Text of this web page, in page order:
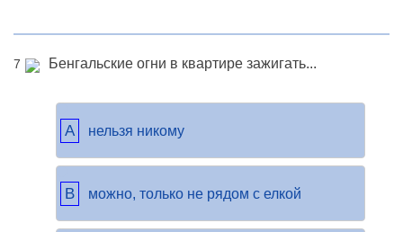
7 Бенгальские огни в квартире зажигать...
A нельзя никому
B можно, только не рядом с елкой